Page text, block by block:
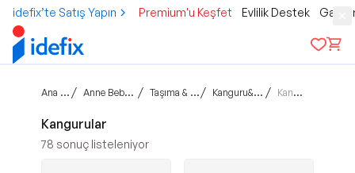
idefix’te Satış Yapın Premium'u Keşfet Evlilik Destek
Ana sayfa / Anne Bebek Çocuk / Taşıma & Seyahat / Kanguru&Portbebe / Kangurular
Kangurular
78 sonuç listeleniyor